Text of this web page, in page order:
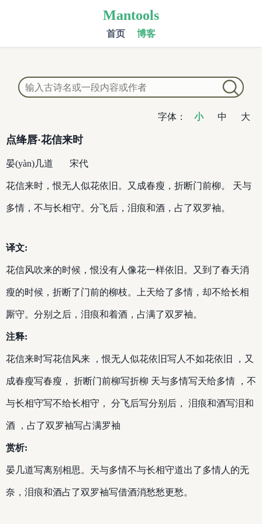
Mantools
首页 博客
字体： 小 中 大
点绛唇·花信来时
晏(yàn)几道 宋代
花信来时，恨无人似花依旧。又成春瘦，折断门前柳。 天与
多情，不与长相守。分飞后，泪痕和酒，占了双罗袖。
译文:
花信风吹来的时候，恨没有人像花一样依旧。又到了春天消
瘦的时候，折断了门前的柳枝。上天给了多情，却不给长相
厮守。分别之后，泪痕和着酒，占满了双罗袖。
注释:
花信来时写花信风来 ，恨无人似花依旧写人不如花依旧 ，又
成春瘦写春瘦， 折断门前柳写折柳 天与多情写天给多情 ，不
与长相守写不给长相守， 分飞后写分别后， 泪痕和酒写泪和
酒 ，占了双罗袖写占满罗袖
赏析:
晏几道写离别相思。天与多情不与长相守道出了多情人的无
奈，泪痕和酒占了双罗袖写借酒消愁愁更愁。